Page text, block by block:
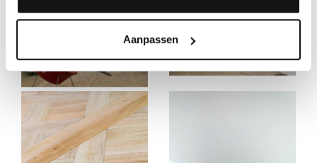
Aanpassen